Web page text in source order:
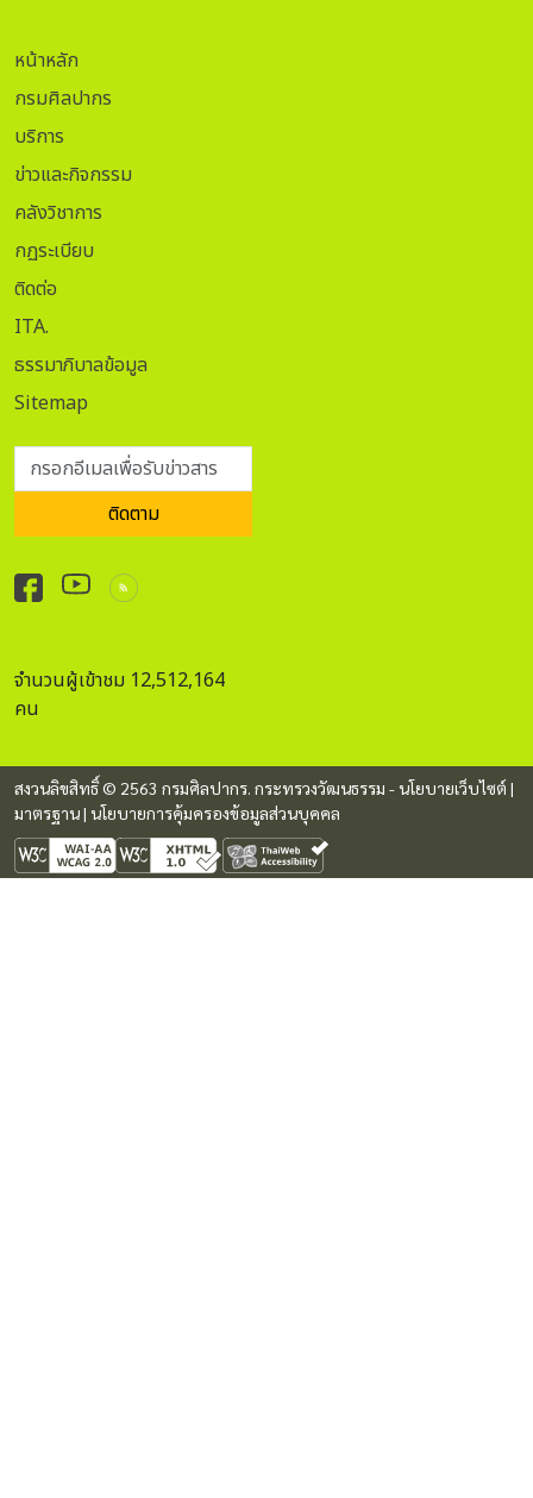
หน้าหลัก
กรมศิลปากร
บริการ
ข่าวและกิจกรรม
คลังวิชาการ
กฏระเบียบ
ติดต่อ
ITA.
ธรรมาภิบาลข้อมูล
Sitemap
กรอกอีเมลเพื่อรับข่าวสาร
ติดตาม
จำนวนผู้เข้าชม 12,512,164
คน
สงวนลิขสิทธิ์ © 2563 กรมศิลปากร. กระทรวงวัฒนธรรม -นโยบายเว็บไซต์ |
มาตรฐาน| นโยบายการคุ้มครองข้อมูลส่วนบุคคล